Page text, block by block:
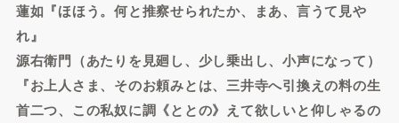
蓮如『ほほう。何と推察せられたか、まあ、言うて見や
れ』
源右衛門（あたりを見廻し、少し乗出し、小声になって）
『お上人さま、そのお頼みとは、三井寺へ引換えの料の生
首二つ、この私奴に調《ととの》えて欲しいと仰しゃるの